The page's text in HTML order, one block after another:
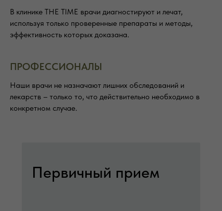
В клинике THE TIME врачи диагностируют и лечат,
используя только проверенные препараты и методы,
эффективность которых доказана.
ПРОФЕССИОНАЛЫ
Наши врачи не назначают лишних обследований и
лекарств – только то, что действительно необходимо в
конкретном случае.
Первичный прием